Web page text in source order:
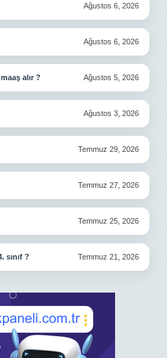
Ağustos 6, 2026
Ağustos 6, 2026
alır ? Ağustos 5, 2026
Ağustos 3, 2026
Temmuz 29, 2026
Temmuz 27, 2026
Temmuz 25, 2026
sınıf ? Temmuz 21, 2026